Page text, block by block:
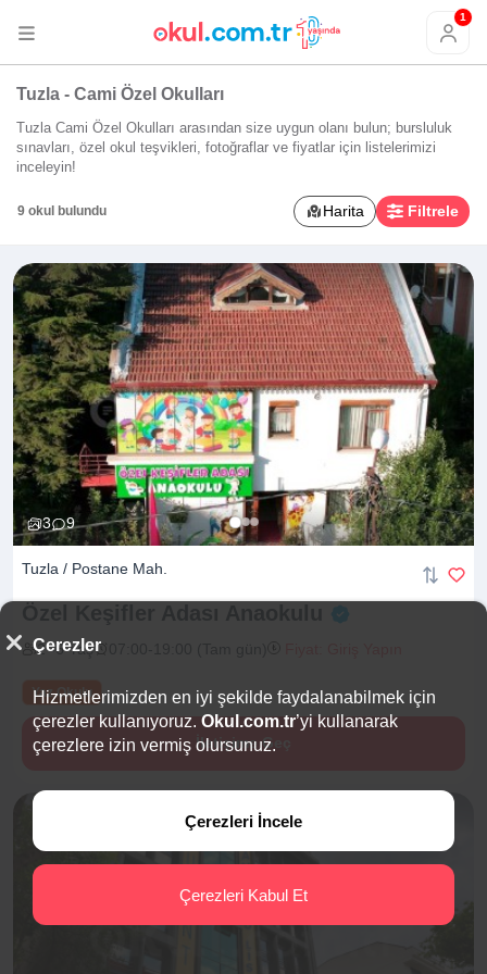
1
Tuzla - Cami Özel Okulları
Tuzla Cami Özel Okulları arasından size uygun olanı bulun; bursluluk
sınavları, özel okul teşvikleri, fotoğraflar ve fiyatlar için listelerimizi
inceleyin!
9 okul bulundu Harita Filtrele
3 9
Tuzla / Postane Mah.
2 -6 Yaş
Yaz Okulu
İletişime Geç
Çerezler
Hizmetlerimizden en iyi şekilde faydalanabilmek için
çerezler kullanıyoruz. Okul.com.tr’yi kullanarak
çerezlere izin vermiş olursunuz.
Çerezleri İncele
Çerezleri Kabul Et